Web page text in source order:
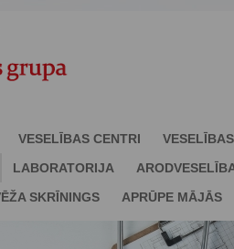
VESELĪBAS CENTRI
LABORATORIJA
SKRĪNINGS APRŪPE MĀJĀS